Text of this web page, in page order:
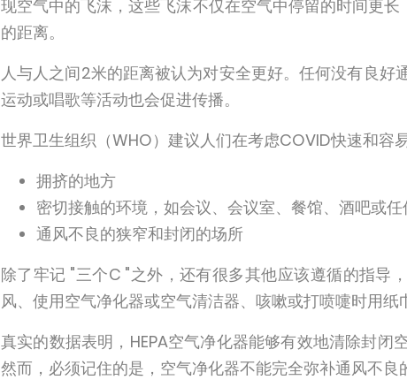
现空气中的飞沫，这些飞沫不仅在空气中停留的时间更
的距离。
人与人之间2米的距离被认为对安全更好。任何没有良好
运动或唱歌等活动也会促进传播。
世界卫生组织（WHO）建议人们在考虑COVID快速和容
拥挤的地方
密切接触的环境，如会议、会议室、餐馆、酒吧或
通风不良的狭窄和封闭的场所
除了牢记 "三个C "之外，还有很多其他应该遵循的指导
风、使用空气净化器或空气清洁器、咳嗽或打喷嚏时用纸
真实的数据表明，HEPA空气净化器能够有效地清除封闭
然而，必须记住的是，空气净化器不能完全弥补通风不良